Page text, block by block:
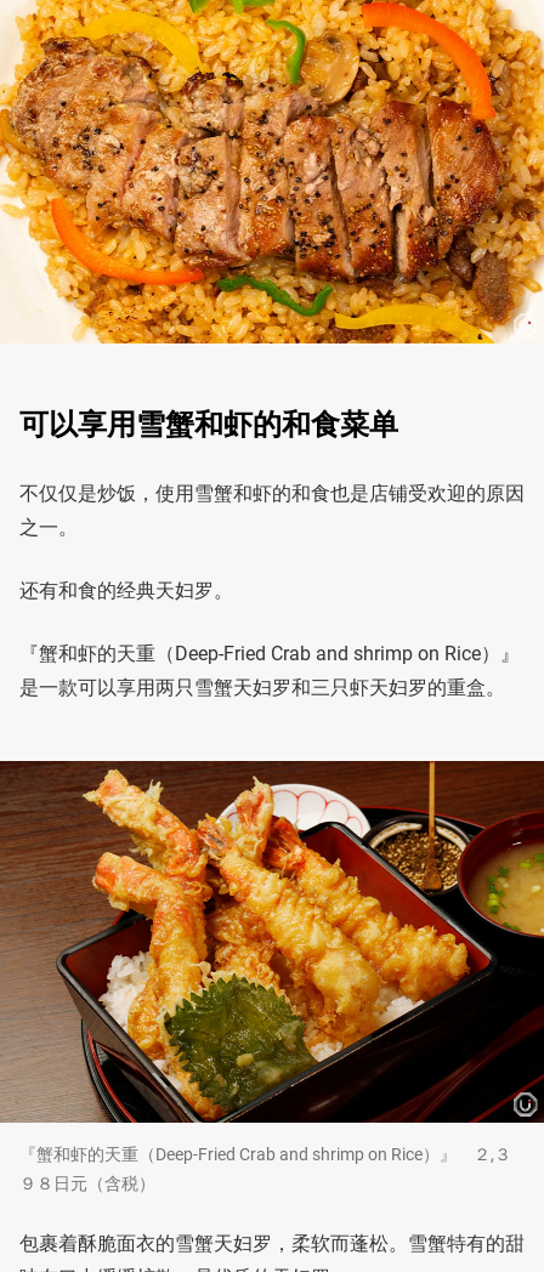
可以享用雪蟹和虾的和食菜单
不仅仅是炒饭，使用雪蟹和虾的和食也是店铺受欢迎的原因
之一。
还有和食的经典天妇罗。
『蟹和虾的天重（Deep-Fried Crab and shrimp on Rice）』
是一款可以享用两只雪蟹天妇罗和三只虾天妇罗的重盒。
『蟹和虾的天重（Deep-Fried Crab and shrimp on Rice）』 ２,３
９８日元（含税）
包裹着酥脆面衣的雪蟹天妇罗，柔软而蓬松。雪蟹特有的甜